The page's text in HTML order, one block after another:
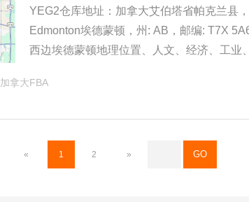
YEG2仓库地址：加拿大艾伯塔省帕克兰县
Edmonton埃德蒙顿，州: AB，邮编: T7X
西边埃德蒙顿地理位置、人文、经济、工业
市。埃德蒙顿是加拿大阿尔伯塔省的首府，
加拿大FBA
« 1 2 »